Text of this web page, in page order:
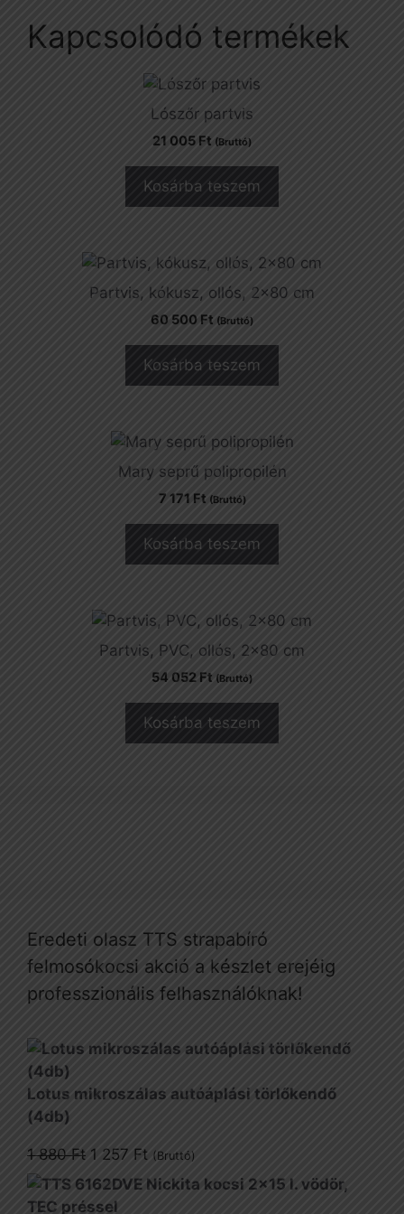
Kapcsolódó termékek
Lószőr partvis
21 005 Ft (Bruttó)
Kosárba teszem
Partvis, kókusz, ollós, 2×80 cm
60 500 Ft (Bruttó)
Kosárba teszem
Mary seprű polipropilén
7 171 Ft (Bruttó)
Kosárba teszem
Partvis, PVC, ollós, 2×80 cm
54 052 Ft (Bruttó)
Kosárba teszem
Eredeti olasz TTS strapabíró
felmosókocsi akció a készlet erejéig
professzionális felhasználóknak!
Lotus mikroszálas autóáplási törlőkendő
(4db)
1 880Ft Original
price
was:
1 257 Ft Current
price
(Bruttó)